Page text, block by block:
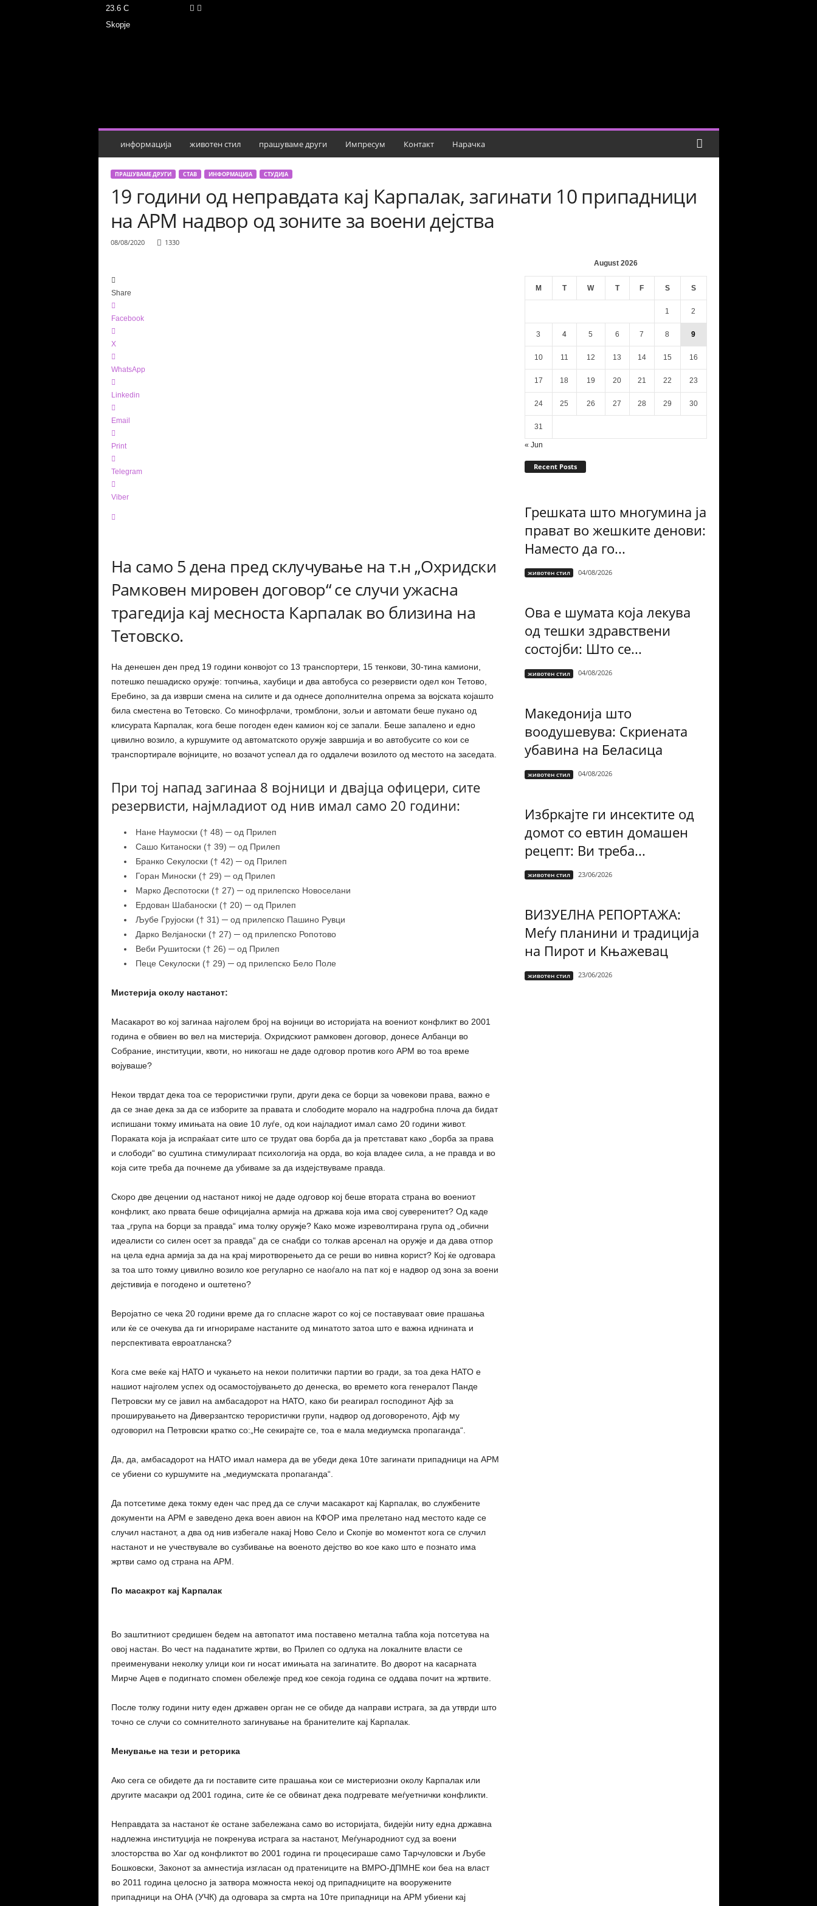
23.6 C
Skopje
информација животен стил прашуваме други Импресум Контакт Нарачка
ПРАШУВАМЕ ДРУГИ СТАВ ИНФОРМАЦИЈА СТУДИЈА
19 години од неправдата кај Карпалак, загинати 10 припадници
на АРМ надвор од зоните за воени дејства
08/08/2020 1330
Share
Facebook
X
WhatsApp
Linkedin
Email
Print
Telegram
Viber
На само 5 дена пред склучување на т.н „Охридски
Рамковен мировен договор“ се случи ужасна
трагедија кај месноста Карпалак во близина на
Тетовско.
На денешен ден пред 19 години конвојот со 13 транспортери, 15 тенкови, 30-тина камиони,
потешко пешадиско оружје: топчиња, хаубици и два автобуса со резервисти одел кон Тетово,
Еребино, за да изврши смена на силите и да однесе дополнителна опрема за војската којашто
била сместена во Тетовско. Со минофрлачи, тромблони, зољи и автомати беше пукано од
клисурата Карпалак, кога беше погоден еден камион кој се запали. Беше запалено и едно
цивилно возило, а куршумите од автоматското оружје завршија и во автобусите со кои се
транспортирале војниците, но возачот успеал да го оддалечи возилото од местото на заседата.
При тој напад загинаа 8 војници и двајца офицери, сите
резервисти, најмладиот од нив имал само 20 години:
Нане Наумоски († 48) ─ од Прилеп
Сашо Китаноски († 39) ─ од Прилеп
Бранко Секулоски († 42) ─ од Прилеп
Горан Миноски († 29) ─ од Прилеп
Марко Деспотоски († 27) ─ од прилепско Новоселани
Ердован Шабаноски († 20) ─ од Прилеп
Љубе Грујоски († 31) ─ од прилепско Пашино Рувци
Дарко Велјаноски († 27) ─ од прилепско Ропотово
Веби Рушитоски († 26) ─ од Прилеп
Пеце Секулоски († 29) ─ од прилепско Бело Поле
Мистерија околу настанот:
Масакарот во кој загинаа најголем број на војници во историјата на воениот конфликт во 2001
година е обвиен во вел на мистерија. Охридскиот рамковен договор, донесе Албанци во
Собрание, институции, квоти, но никогаш не даде одговор против кого АРМ во тоа време
војуваше?
Некои тврдат дека тоа се терористички групи, други дека се борци за човекови права, важно е
да се знае дека за да се изборите за правата и слободите морало на надгробна плоча да бидат
испишани токму имињата на овие 10 луѓе, од кои најладиот имал само 20 години живот.
Пораката која ја испраќаат сите што се трудат ова борба да ја претстават како „борба за права
и слободи“ во суштина стимулираат психологија на орда, во која владее сила, а не правда и во
која сите треба да почнеме да убиваме за да издејствуваме правда.
Скоро две децении од настанот никој не даде одговор кој беше втората страна во воениот
конфликт, ако првата беше официјална армија на држава која има свој суверенитет? Од каде
таа „група на борци за правда“ има толку оружје? Како може изреволтирана група од „обични
идеалисти со силен осет за правда“ да се снабди со толкав арсенал на оружје и да дава отпор
на цела една армија за да на крај миротворењето да се реши во нивна корист? Кој ќе одговара
за тоа што токму цивилно возило кое регуларно се наоѓало на пат кој е надвор од зона за воени
дејстивија е погодено и оштетено?
Веројатно се чека 20 години време да го спласне жарот со кој се поставуваат овие прашања
или ќе се очекува да ги игнорираме настаните од минатото затоа што е важна иднината и
перспективата евроатланска?
Кога сме веќе кај НАТО и чукањето на некои политички партии во гради, за тоа дека НАТО е
нашиот најголем успех од осамостојувањето до денеска, во времето кога генералот Панде
Петровски му се јавил на амбасадорот на НАТО, како би реагирал господинот Ајф за
проширувањето на Диверзантско терористички групи, надвор од договореното, Ајф му
одговорил на Петровски кратко со:„Не секирајте се, тоа е мала медиумска пропаганда“.
Да, да, амбасадорот на НАТО имал намера да ве убеди дека 10те загинати припадници на АРМ
се убиени со куршумите на „медиумската пропаганда“.
Да потсетиме дека токму еден час пред да се случи масакарот кај Карпалак, во службените
документи на АРМ е заведено дека воен авион на КФОР има прелетано над местото каде се
случил настанот, а два од нив избегале накај Ново Село и Скопје во моментот кога се случил
настанот и не учествувале во сузбивање на военото дејство во кое како што е познато има
жртви само од страна на АРМ.
По масакрот кај Карпалак
Во заштитниот средишен бедем на автопатот има поставено метална табла која потсетува на
овој настан. Во чест на паданатите жртви, во Прилеп со одлука на локалните власти се
преименувани неколку улици кои ги носат имињата на загинатите. Во дворот на касарната
Мирче Ацев е подигнато спомен обележје пред кое секоја година се оддава почит на жртвите.
После толку години ниту еден државен орган не се обиде да направи истрага, за да утврди што
точно се случи со сомнителното загинување на бранителите кај Карпалак.
Менување на тези и реторика
Ако сега се обидете да ги поставите сите прашања кои се мистериозни околу Карпалак или
другите масакри од 2001 година, сите ќе се обвинат дека подгревате меѓуетнички конфликти.
Неправдата за настанот ќе остане забележана само во историјата, бидејќи ниту една државна
надлежна институција не покренува истрага за настанот, Меѓународниот суд за воени
злосторства во Хаг од конфликтот во 2001 година ги процесираше само Тарчуловски и Љубе
Бошковски, Законот за амнестија изгласан од пратениците на ВМРО-ДПМНЕ кои беа на власт
во 2011 година целосно ја затвора можноста некој од припадниците на вооружените
припадници на ОНА (УЧК) да одговара за смрта на 10те припадници на АРМ убиени кај
August 2026
M T W T F S S
1 2
3 4 5 6 7 8 9
10 11 12 13 14 15 16
17 18 19 20 21 22 23
24 25 26 27 28 29 30
31
« Jun
Recent Posts
Грешката што многумина ја
прават во жешките денови:
Наместо да го...
животен стил 04/08/2026
Ова е шумата која лекува
од тешки здравствени
состојби: Што се...
животен стил 04/08/2026
Македонија што
воодушевува: Скриената
убавина на Беласица
животен стил 04/08/2026
Избркајте ги инсектите од
домот со евтин домашен
рецепт: Ви треба...
животен стил 23/06/2026
ВИЗУЕЛНА РЕПОРТАЖА:
Меѓу планини и традиција
на Пирот и Књажевац
животен стил 23/06/2026